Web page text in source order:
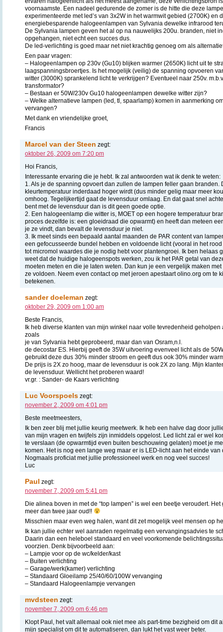
voornaamste. Een nadeel gedurende de zomer is de hitte die deze
experimenteerde met led’s van 3x2W in het warmwit gebied (2700K) en
energiebesparende halogeenlampen van Sylvania dewelke infrarood
De Sylvania lampen geven het al op na nauwelijks 200u. branden, niet
opgehangen, niet echt een succes dus.
De led-verlichting is goed maar net niet krachtig genoeg om als
Een paar vragen:
– Halogeenlampen op 230v (Gu10) blijken warmer (2650K) licht uit te
laagspanningsbroertjes. Is het mogelijk (veilig) de spanning opvoeren
witter (3000K) sprankelend licht te verkrijgen? Eventueel naar 250v.
transformator?
– Bestaan er 50W/230v Gu10 halogeenlampen dewelke witter zijn?
– Welke alternatieve lampen (led, tl, spaarlamp) komen in aanmerking
vervangen?
Met dank en vriendelijke groet,
Francis
Marcel van der Steen zegt:
oktober 26, 2009 om 7:20 pm
Hoi Francis,
Interessante ervaring die je hebt. Ik zal antwoorden wat ik denk te weten:
1. Als je de spanning opvoert dan zullen de lampen feller gaan branden.
kleurtemperatuur inderdaad hoger wirdt (dus minder gelig maar meer
omhoog. Tegelijkertijd gaat de levensduur omlaag. En dat gaat snel
bent met de levensduur dan is dit geen goede optie.
2. Een halogeenlamp die witter is, MOET op een hogere temperatuur
proces dezelfde is: een gloeidraad die opwarmt) en heeft dan meteen
je ze vindt, dan bevalt de levensduur je niet.
3. Ik meet sinds een bepaald aantal maanden de PAR content van
een gefocusseerde bundel hebben en voldoende licht (vooral in het
tot micromol waardes die je nodig hebt voor plantengroei. Ik ben helaas
weet dat de huidige halogeenspots werken, zou ik het PAR getal van
moeten meten en die je laten weten. Dan kun je een vergelijk maken
ze voldoen. Neem even contact op met jeroen apestaart olino.org om te
betekenen.
sander doeleman zegt:
oktober 29, 2009 om 1:00 am
Beste Francis,
Ik heb diverse klanten van mijn winkel naar volle tevredenheid
zoals
je van Sylvania hebt geprobeerd, maar dan van Osram,n.l.
de decostar ES. Hierbij geeft de 35W uitvoering evenveel licht als de
gebruikt deze dus 30% minder stroom en geeft dus ook 30% minder
De prijs is 2X zo hoog, maar de levensduur is ook 2X zo lang. Mijn
de levensduur. Wellicht het proberen waard!
vr.gr. : Sander- de Kaars verlichting
Luc Voorspoels zegt:
november 2, 2009 om 4:01 pm
Beste meetmeesters,
Ik ben zeer blij met jullie keurig meetwerk. Ik heb een halve dag door
van mijn vragen en twijfels zijn inmiddels opgelost. Led licht zal er wel
te verslaan (de opwarmtijd even buiten beschouwing gelaten) moet je
komen. Het is nog een lange weg maar er is LED-licht aan het einde van
Nogmaals proficiat met jullie professioneel werk en nog veel succes!
Luc
Paul zegt:
november 7, 2009 om 5:41 pm
Die alinea boven in met de “top lampen” is wel een beetje veroudert.
meer dan twee jaar oud!!
Misschien maar even weg halen, want dit zet mogelijk veel mensen op
Ik kan jullie echter wel aanraden regelmatig een vervangingsadvies te
Daarin dan een heleboel standaard en veel voorkomende
voorzien. Denk bijvoorbeeld aan:
– Lampje voor op de wc/kelder/kast
– Buiten verlichting
– Garage/werk(kamer) verlichting
– Standaard Gloeilamp 25/40/60/100W vervanging
– Standaard Halogeenlampje vervangen
mvdsteen zegt:
november 7, 2009 om 6:46 pm
Klopt Paul, het valt allemaal ook niet mee als part-time bezigheid om dit
mijn specialist om dit te automatiseren, dan lukt het vast weer beter.